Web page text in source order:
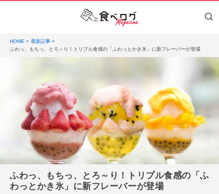
HOME
最新記事
ふわっ、もちっ、とろ～り！トリプル食感の「ふわっとかき氷」に新フレーバーが登場
ふわっ、もちっ、とろ～り！トリプル食感の「ふ
わっとかき氷」に新フレーバーが登場